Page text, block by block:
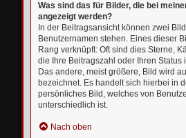
Was sind das für Bilder, die bei
angezeigt werden?
In der Beitragsansicht können zwei
Benutzernamen stehen. Eines dieser
Rang verknüpft: Oft sind dies Sterne,
die Ihre Beitragszahl oder Ihren Status
Das andere, meist größere, Bild wird
bezeichnet. Es handelt sich hierbei in
persönliches Bild, welches von
unterschiedlich ist.
Nach oben